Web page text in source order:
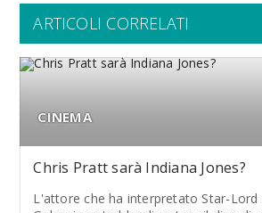
ARTICOLI CORRELATI
CINEMA
Chris Pratt sarà Indiana Jones?
L'attore che ha interpretato Star-Lord